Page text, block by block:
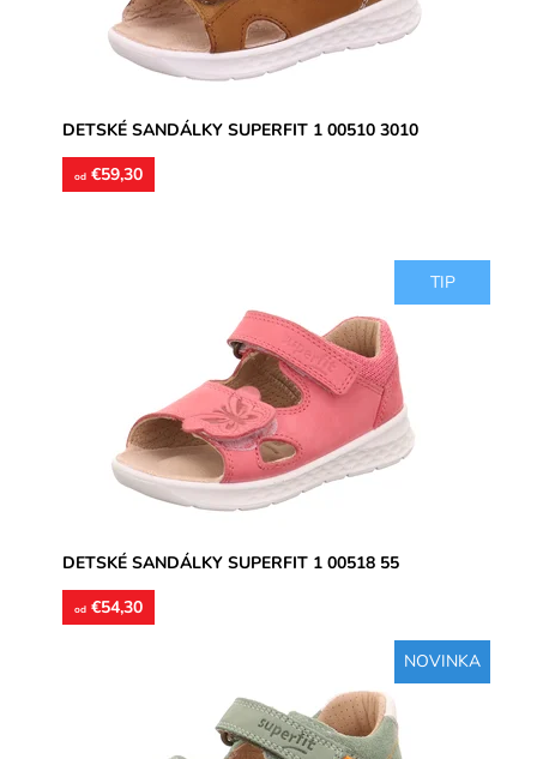
DETSKÉ SANDÁLKY SUPERFIT 1 00510 3010
od €59,30
TIP
Zvršok usňová koža, vnútorné podšívky aj stielky
kožené. Sandálky vhodné na úzke a stredne široké
Skladom
Superfit
2 roky
DETSKÉ SANDÁLKY SUPERFIT 1 00518 55
od €54,30
NOVINKA
Zvršok usňová koža, vnútorné podšívky aj stielky
kožené. Sandálky vhodné na úzke a stredne široké
chodidlá, poprípade...